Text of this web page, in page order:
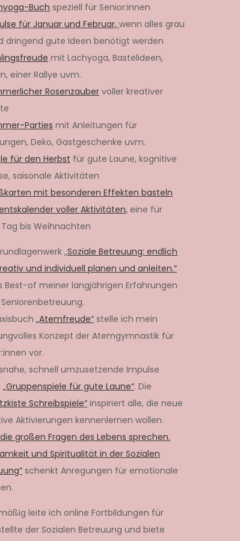
Buch speziell für Senior:innen
für Januar und Februar, wenn alles grau
dringend gute Ideen benötigt werden
mit Lachyoga, Bastelideen,
einer Rallye uvm.
Rosenzaubervoller kreativer
Parties mit Anleitungen für
Deko, Gastgeschenke uvm.
für den Herbst für gute Laune, kognitive
saisonale Aktivitäten
mit besonderen Effekten basteln
voller Aktivitäten, eine für
bis Weihnachten
„Soziale Betreuung: endlich
und individuell planen und anleiten.“
Best-of meiner langjährigen Erfahrungen
„Atemfreude“ stelle ich mein
Konzept der Atemgymnastik für
vor.
schnell umzusetzende Impulse
„Gruppenspiele für gute Laune“. Die
Schreibspiele“inspiriert alle, die neue
Aktivierungen kennenlernen wollen.
die großen Fragen des Lebens sprechen.
und Spiritualität in der Sozialen
schenkt Anregungen für emotionale
leite ich online Fortbildungen für
der Sozialen Betreuung und biete